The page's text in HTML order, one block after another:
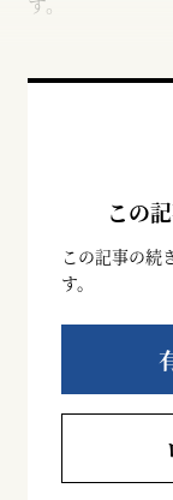
この
この記事の続
す。